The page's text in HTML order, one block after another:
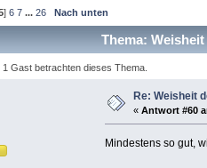
]6 7 ...26 Nach unten
Thema:
1 Gast betrachten dieses Thema.
Re: Weisheit
«Antwort #60
Mindestens so gut,